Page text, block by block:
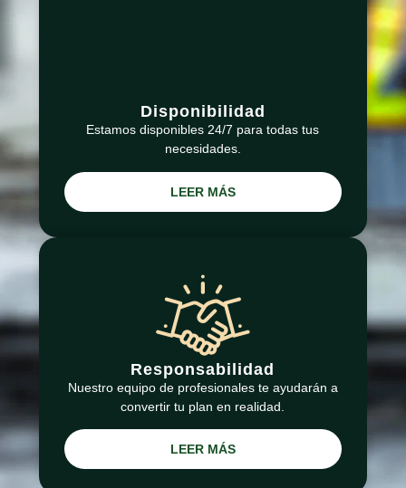
Disponibilidad
Estamos disponibles 24/7 para todas tus
necesidades.
LEER MÁS
Responsabilidad
Nuestro equipo de profesionales te ayudarán a
convertir tu plan en realidad.
LEER MÁS